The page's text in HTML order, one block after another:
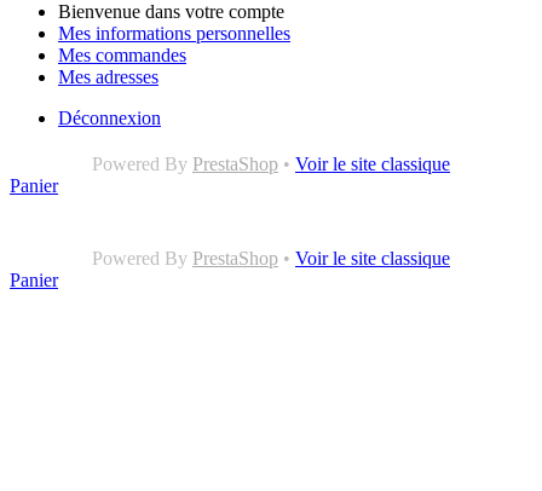
Bienvenue dans votre compte
Mes informations personnelles
Mes commandes
Mes adresses
Déconnexion
Powered By PrestaShop • Voir le site classique
Panier
Powered By PrestaShop • Voir le site classique
Panier